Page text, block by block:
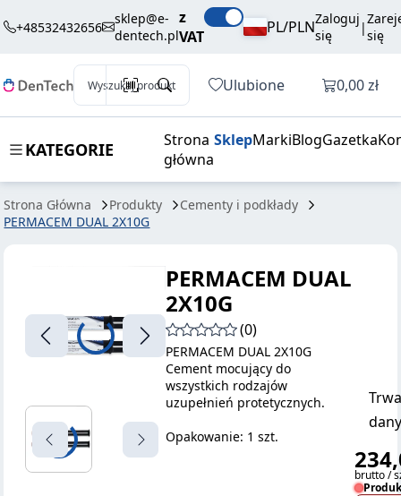
+48532432656
sklep@e-
dentech.pl
z
VAT
PL/PLNZaloguj
się
|się
Wyszukaj produkt Ulubione Otwórz
0,00 zł
KATEGORIE
Strona
główna
SklepMarkiBlogGazetka
Strona Główna Produkty
Cementy i podkłady
PERMACEM DUAL 2X10G
DUAL 2X10G
brutto / szt.
PERMACEM DUAL
2X10G
(0)
PERMACEM DUAL 2X10G
Cement mocujący do
wszystkich rodzajów
uzupełnień protetycznych.
Opakowanie: 1 szt.
brutto /